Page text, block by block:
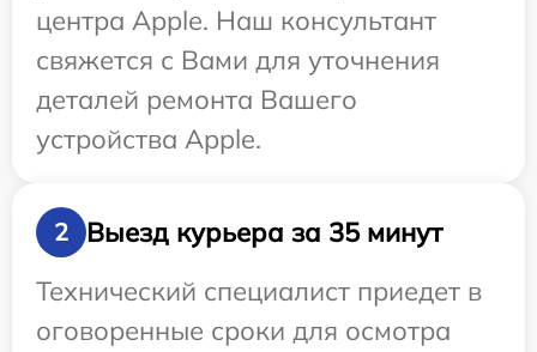
центра Apple. Наш консультант
свяжется с Вами для уточнения
деталей ремонта Вашего
устройства Apple.
2
Выезд курьера за 35 минут
Технический специалист приедет в
оговоренные сроки для осмотра